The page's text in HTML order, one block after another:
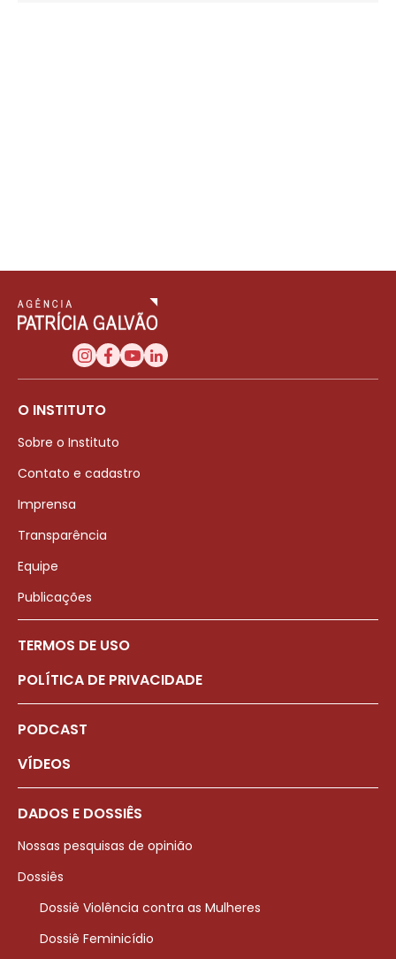
O INSTITUTO
Sobre o Instituto
Contato e cadastro
Imprensa
Transparência
Equipe
Publicações
TERMOS DE USO
POLÍTICA DE PRIVACIDADE
PODCAST
VÍDEOS
DADOS E DOSSIÊS
Nossas pesquisas de opinião
Dossiês
Dossiê Violência contra as Mulheres
Dossiê Feminicídio